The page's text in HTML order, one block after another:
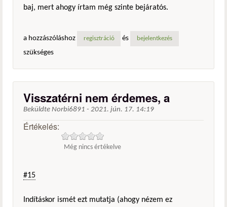
baj, mert ahogy írtam még szinte bejáratós.
a hozzászóláshoz regisztráció és bejelentkezés
szükséges
Visszatérni nem érdemes, a
Beküldte Norbi6891 - 2021. jún. 17. 14:19
Értékelés:
Még nincs értékelve
#15
Indításkor ismét ezt mutatja (ahogy nézem ez